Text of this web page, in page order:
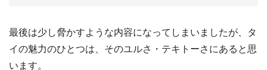
最後は少し脅かすような内容になってしまいましたが、タ
イの魅力のひとつは、そのユルさ・テキトーさにあると思
います。